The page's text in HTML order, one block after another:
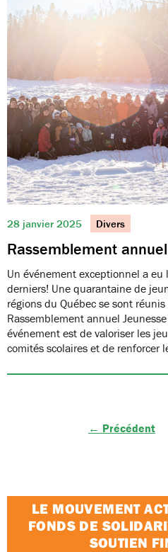
28 janvier 2025 Divers
Rassemblement annuel
Un événement exceptionnel a
derniers! Une quarantaine de
régions du Québec se sont réunis
Rassemblement annuel
événement est de valoriser les
comités scolaires et de renforcer
← Précédent
LE MOUVEMENT
FONDS DE
SOUTIEN